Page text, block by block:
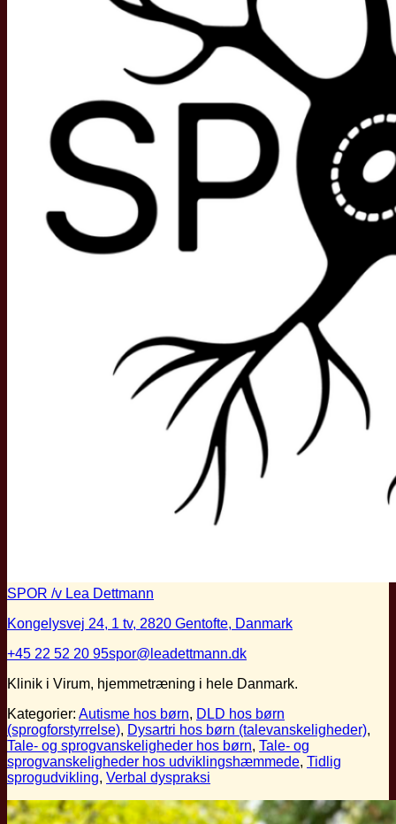
SPOR /v Lea Dettmann
Kongelysvej 24, 1 tv, 2820 Gentofte, Danmark
+45 22 52 20 95spor@leadettmann.dk
Klinik i Virum, hjemmetræning i hele Danmark.
Kategorier: Autisme hos børn, DLD hos børn
(sprogforstyrrelse), Dysartri hos børn (talevanskeligheder),
Tale- og sprogvanskeligheder hos børn, Tale- og
sprogvanskeligheder hos udviklingshæmmede, Tidlig
sprogudvikling, Verbal dyspraksi